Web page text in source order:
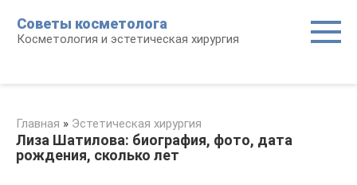
контенту
Советы косметолога
Косметология и эстетическая хирургия
Главная » Эстетическая хирургия
Лиза Шатилова: биография, фото, дата
рождения, сколько лет